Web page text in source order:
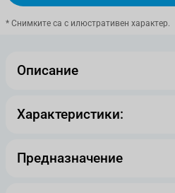
* Снимките са с илюстративен характер.
Описание
Характеристики:
Предназначение